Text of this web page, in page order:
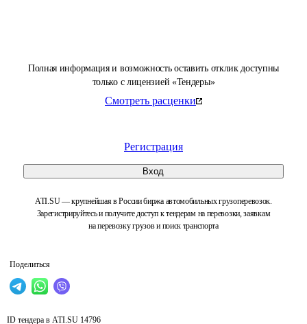
Полная информация и возможность оставить отклик доступны
только с лицензией «Тендеры»
Смотреть расценки
Регистрация
Вход
ATI.SU — крупнейшая в России биржа автомобильных грузоперевозок.
Зарегистрируйтесь и получите доступ к тендерам на перевозки, заявкам
на перевозку грузов и поиск транспорта
Поделиться
ID тендера в ATI.SU 14796